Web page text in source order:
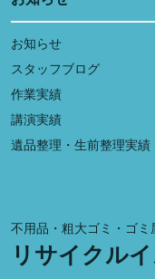
お知らせ
スタッフブログ
作業実績
講演実績
遺品整理・生前整理実績
不用品・粗大ゴミ・ゴミ
リサイクル